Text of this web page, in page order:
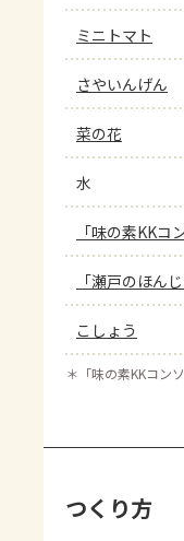
ミニトマト
さやいんげん
菜の花
水
「味の素KKコ
「瀬戸のほんじ
こしょう
＊ 「味の素KKコン
つくり方